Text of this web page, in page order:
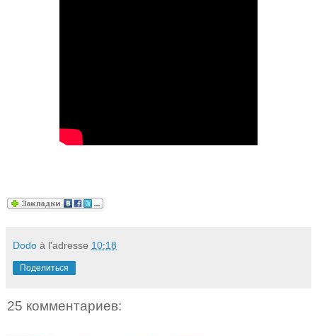
Dodo à l'adresse 10:18
Поделиться
25 комментариев: